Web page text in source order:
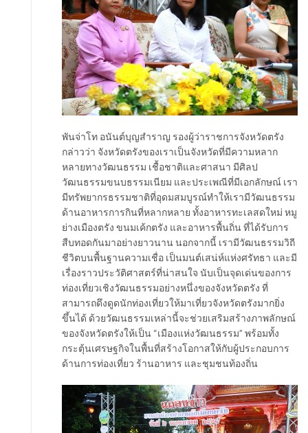
พันจ่าโท อนันต์บุญสำราญ รองผู้ว่าราชการจังหวัดตรัง
กล่าวว่า จังหวัดตรังของเราเป็นจังหวัดที่มีความหลาก
หลายทางวัฒนธรรม เชื้อชาติและศาสนา มีศิลป
วัฒนธรรมขนบธรรมเนียม และประเพณีที่มีเอกลักษณ์ เรา
มีทรัพยากรธรรมชาติที่อุดมสมบูรณ์ทำให้เรามีวัฒนธรรม
ด้านอาหารการกินที่หลากหลาย ทั้งอาหารทะเลสดใหม่ หมู
ย่างเมืองตรัง ขนมเค้กตรัง และอาหารพื้นถิ่น ที่ได้รับการ
สืบทอดกันมาอย่างยาวนาน นอกจากนี้ เรามีวัฒนธรรมวิถี
ชีวิตบนพื้นฐานความเชื่อ เป็นมนต์เสน่ห์แห่งศรัทธา และมี
เรื่องราวประวัติศาสตร์ที่น่าสนใจ นับเป็นจุดเด่นของการ
ท่องเที่ยวเชิงวัฒนธรรมอย่างหนึ่งของจังหวัดตรัง ที่
สามารถดึงดูดนักท่องเที่ยวให้มาเที่ยวจังหวัดตรังมากยิ่ง
ขึ้นได้ ด้วยวัฒนธรรมเหล่านี้จะช่วยเสริมสร้างภาพลักษณ์
ของจังหวัดตรังให้เป็น “เมืองแห่งวัฒนธรรม” พร้อมทั้ง
กระตุ้นเศรษฐกิจในพื้นที่สร้างโอกาสให้กับผู้ประกอบการ
ด้านการท่องเที่ยว ร้านอาหาร และชุมชนท้องถิ่น